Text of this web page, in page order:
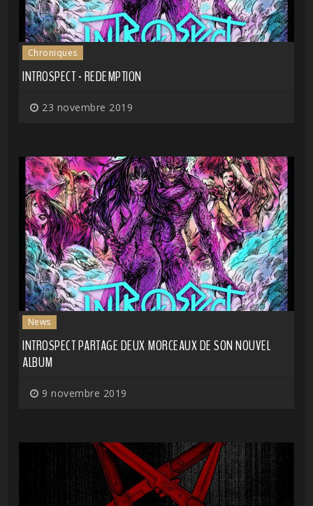
Chroniques
INTROSPECT - REDEMPTION
23 novembre 2019
News
INTROSPECT PARTAGE DEUX MORCEAUX DE SON NOUVEL
ALBUM
9 novembre 2019